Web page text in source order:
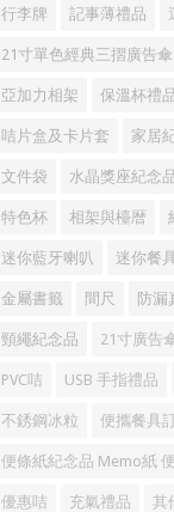
行李牌 記事薄禮品
21寸單色經典三摺廣告傘
亞加力相架 保溫杯禮
咭片盒及卡片套 家居
文件袋 水晶獎座紀念
特色杯 相架與檯暦
迷你藍牙喇叭 迷你餐
金屬書籤 間尺 防漏
頸繩紀念品 21寸廣告
PVC咭 USB 手指禮品
不銹鋼冰粒 便攜餐具
便條紙紀念品 Memo紙
優惠咭 充氣禮品 其